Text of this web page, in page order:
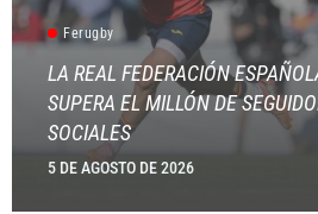
Ferugby
LA REAL FEDERACIÓN
SUPERA EL MILLÓN DE
SOCIALES
5 DE AGOSTO DE 2026